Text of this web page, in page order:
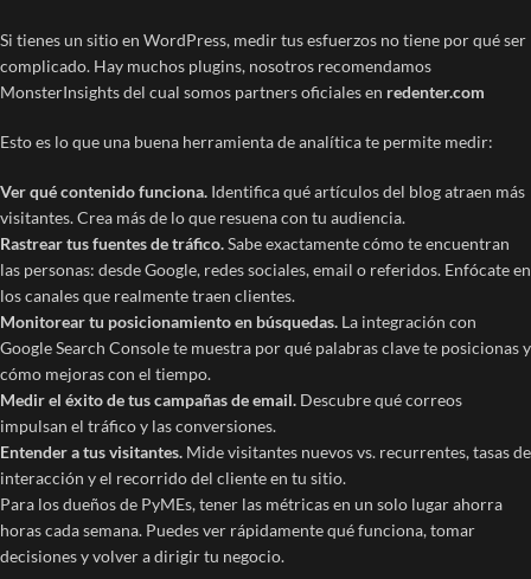
Si tienes un sitio en WordPress, medir tus esfuerzos no tiene por qué ser
complicado. Hay muchos plugins, nosotros recomendamos
MonsterInsights del cual somos partners oficiales en redenter.com
Esto es lo que una buena herramienta de analítica te permite medir:
Ver qué contenido funciona. Identifica qué artículos del blog atraen más
visitantes. Crea más de lo que resuena con tu audiencia.
Rastrear tus fuentes de tráfico.Sabe exactamente cómo te encuentran
las personas: desde Google, redes sociales, email o referidos. Enfócate en
los canales que realmente traen clientes.
Monitorear tu posicionamiento en búsquedas. La integración con
Google Search Console te muestra por qué palabras clave te posicionas y
cómo mejoras con el tiempo.
Medir el éxito de tus campañas de email. Descubre qué correos
impulsan el tráfico y las conversiones.
Entender a tus visitantes. Mide visitantes nuevos vs. recurrentes, tasas de
interacción y el recorrido del cliente en tu sitio.
Para los dueños de PyMEs, tener las métricas en un solo lugar ahorra
horas cada semana. Puedes ver rápidamente qué funciona, tomar
decisiones y volver a dirigir tu negocio.